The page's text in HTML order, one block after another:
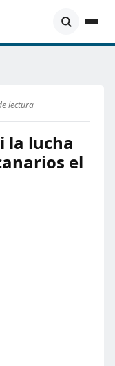
lectura
la lucha
el